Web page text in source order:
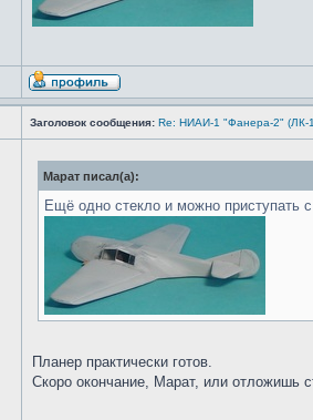
Заголовок сообщения: Re: НИАИ-1 "Фанера-2" (ЛК-
Марат писал(а):
Ещё одно стекло и можно приступать
Планер практически готов.
Скоро окончание, Марат, или отложишь